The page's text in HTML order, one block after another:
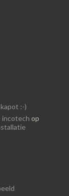
:-)
incotech op